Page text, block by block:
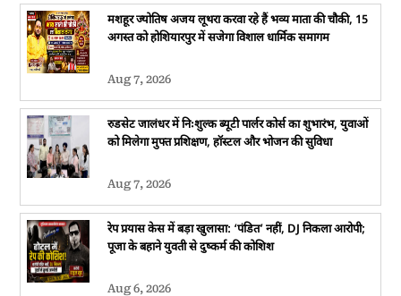
मशहूर ज्योतिष अजय लूथरा करवा रहे हैं भव्य माता की चौकी, 15
अगस्त को होशियारपुर में सजेगा विशाल धार्मिक समागम
Aug 7, 2026
रुडसेट जालंधर में निःशुल्क ब्यूटी पार्लर कोर्स का शुभारंभ, युवाओं
को मिलेगा मुफ्त प्रशिक्षण, हॉस्टल और भोजन की सुविधा
Aug 7, 2026
रेप प्रयास केस में बड़ा खुलासा: ‘पंडित’ नहीं, DJ निकला आरोपी;
पूजा के बहाने युवती से दुष्कर्म की कोशिश
Aug 6, 2026